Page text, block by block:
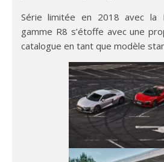
Série limitée en 2018 avec la
gamme R8 s’étoffe avec une
catalogue en tant que modèle